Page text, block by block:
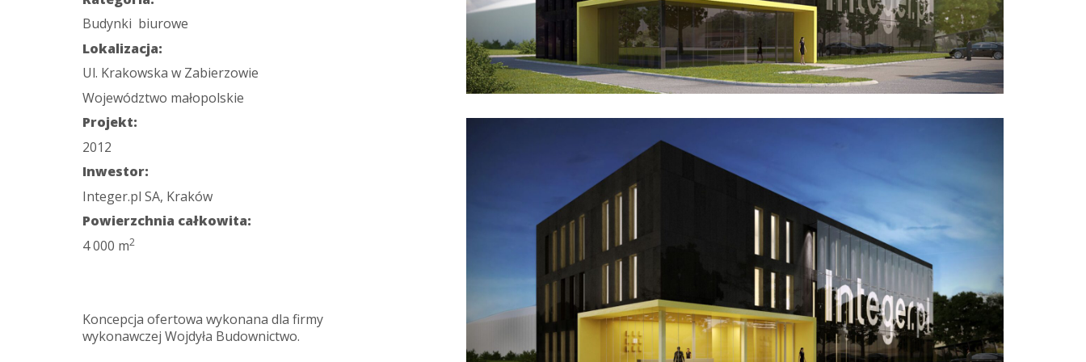
Budynki biurowe
Lokalizacja:
Ul. Krakowska w Zabierzowie
Województwo małopolskie
Projekt:
2012
Inwestor:
Integer.pl SA, Kraków
Powierzchnia całkowita:
4 000 m2
Koncepcja ofertowa wykonana dla firmy
wykonawczej Wojdyła Budownictwo.